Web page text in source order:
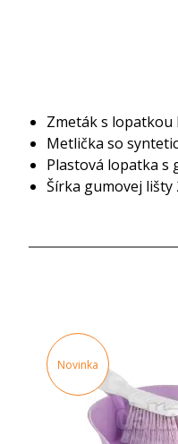
Zmeták s lopatkou
Metlička so
Plastová lopatka
Šírka gumovej lišty
Novinka